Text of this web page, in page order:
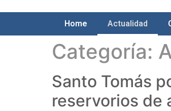
Home Actualidad
Categoría:
Santo Tomás
reservorios de